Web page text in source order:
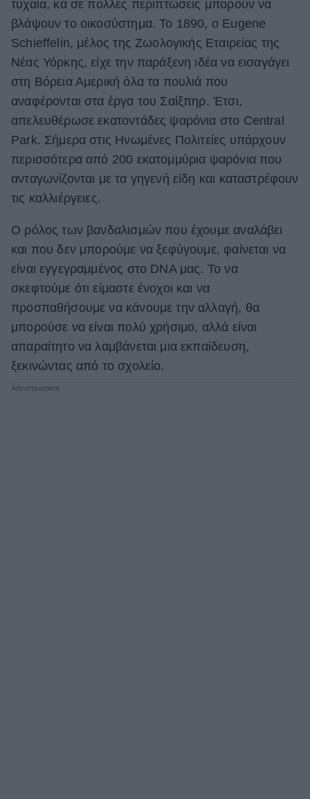
τυχαία, κα σε πολλές περιπτώσεις μπορούν να
βλάψουν το οικοσύστημα. Το 1890, ο Eugene
Schieffelin, μέλος της Ζωολογικής Εταιρείας της
Νέας Υόρκης, είχε την παράξενη ιδέα να εισαγάγει
στη Βόρεια Αμερική όλα τα πουλιά που
αναφέρονται στα έργα του Σαίξπηρ. Έτσι,
απελευθέρωσε εκατοντάδες ψαρόνια στο Central
Park. Σήμερα στις Ηνωμένες Πολιτείες υπάρχουν
περισσότερα από 200 εκατομμύρια ψαρόνια που
ανταγωνίζονται με τα γηγενή είδη και καταστρέφουν
τις καλλιέργειες.
Ο ρόλος των βανδαλισμών που έχουμε αναλάβει
και που δεν μπορούμε να ξεφύγουμε, φαίνεται να
είναι εγγεγραμμένος στο DNA μας. Το να
σκεφτούμε ότι είμαστε ένοχοι και να
προσπαθήσουμε να κάνουμε την αλλαγή, θα
μπορούσε να είναι πολύ χρήσιμο, αλλά είναι
απαραίτητο να λαμβάνεται μια εκπαίδευση,
ξεκινώντας από το σχολείο.